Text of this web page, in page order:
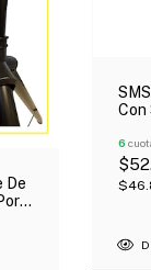
De
Con
6